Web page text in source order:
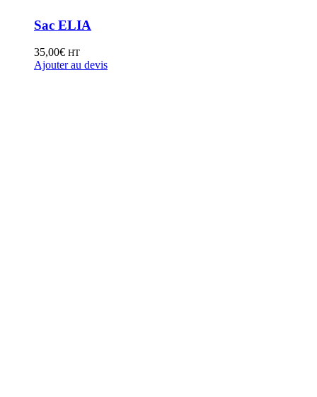
Sac ELIA
35,00€ HT
Ajouter au devis